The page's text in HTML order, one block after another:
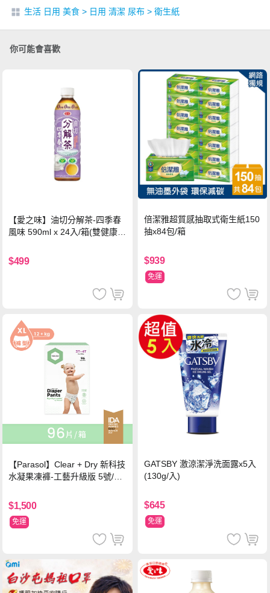
生活 日用 美食 > 日用 清潔 尿布 > 衛生紙
你可能會喜歡
【愛之味】油切分解茶-四季春
風味 590ml x 24入/箱(雙健康認
$499
倍潔雅超質感抽取式衛生紙150
抽x84包/箱
$939
免運
【Parasol】Clear + Dry 新科技
水凝果凍褲-工藝升級版 5號/XL
$1,500
免運
GATSBY 激涼潔淨洗面露x5入
(130g/入)
$645
免運